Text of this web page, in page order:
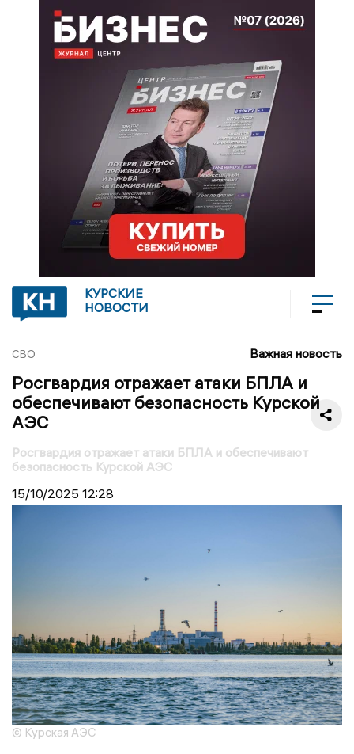
КУРСКИЕ
НОВОСТИ
СВО Важная новость
Росгвардия отражает атаки БПЛА и
обеспечивают безопасность Курской
АЭС
Росгвардия отражает атаки БПЛА и обеспечивают
безопасность Курской АЭС
15/10/2025 12:28
© Курская АЭС